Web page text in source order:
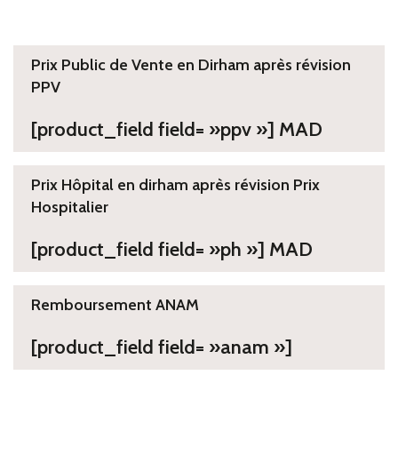
Prix Public de Vente en Dirham après révision
PPV
[product_field field= »ppv »] MAD
Prix Hôpital en dirham après révision Prix
Hospitalier
[product_field field= »ph »] MAD
Remboursement ANAM
[product_field field= »anam »]